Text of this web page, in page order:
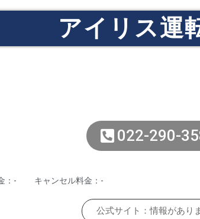
アイリス運
022-290-
：- キャンセル料金：-
公式サイト：情報があり